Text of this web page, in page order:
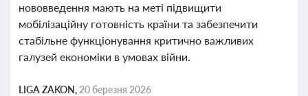
нововведення мають на меті підвищити
мобілізаційну готовність країни та забезпечити
стабільне функціонування критично важливих
галузей економіки в умовах війни.
LIGA ZAKON, 20 березня 2026